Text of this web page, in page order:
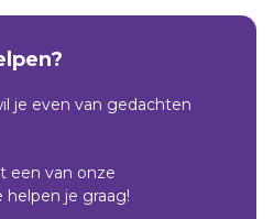
je even van gedachten
een van onze
je graag!